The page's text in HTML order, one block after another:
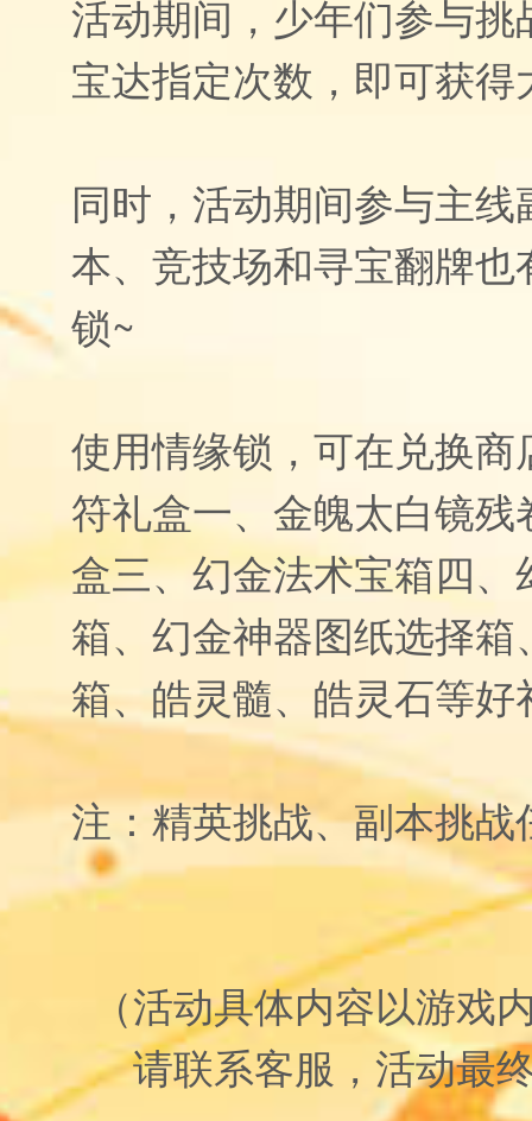
活动期间，少年们参与
宝达指定次数，即可获
同时，活动期间参与主
本、竞技场和寻宝翻牌
锁~
使用情缘锁，可在兑换
符礼盒一、金魄太白镜
盒三、幻金法术宝箱四
箱、幻金神器图纸选择
箱、皓灵髓、皓灵石等好
注：精英挑战、副本挑
（活动具体内容以游戏
请联系客服，活动最